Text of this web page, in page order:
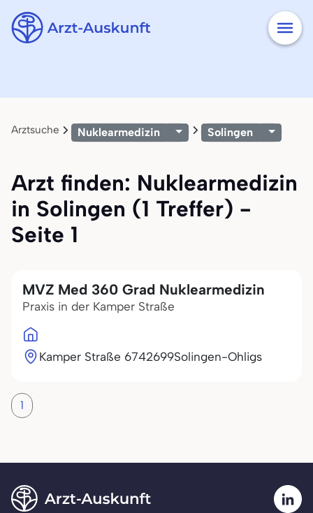
Arztsuche Nuklearmedizin Solingen
Arzt finden: Nuklearmedizin
in Solingen (1 Treffer) -
Seite 1
MVZ Med 360 Grad Nuklearmedizin
Praxis in der Kamper Straße
Kamper Straße 6742699Solingen-Ohligs
1